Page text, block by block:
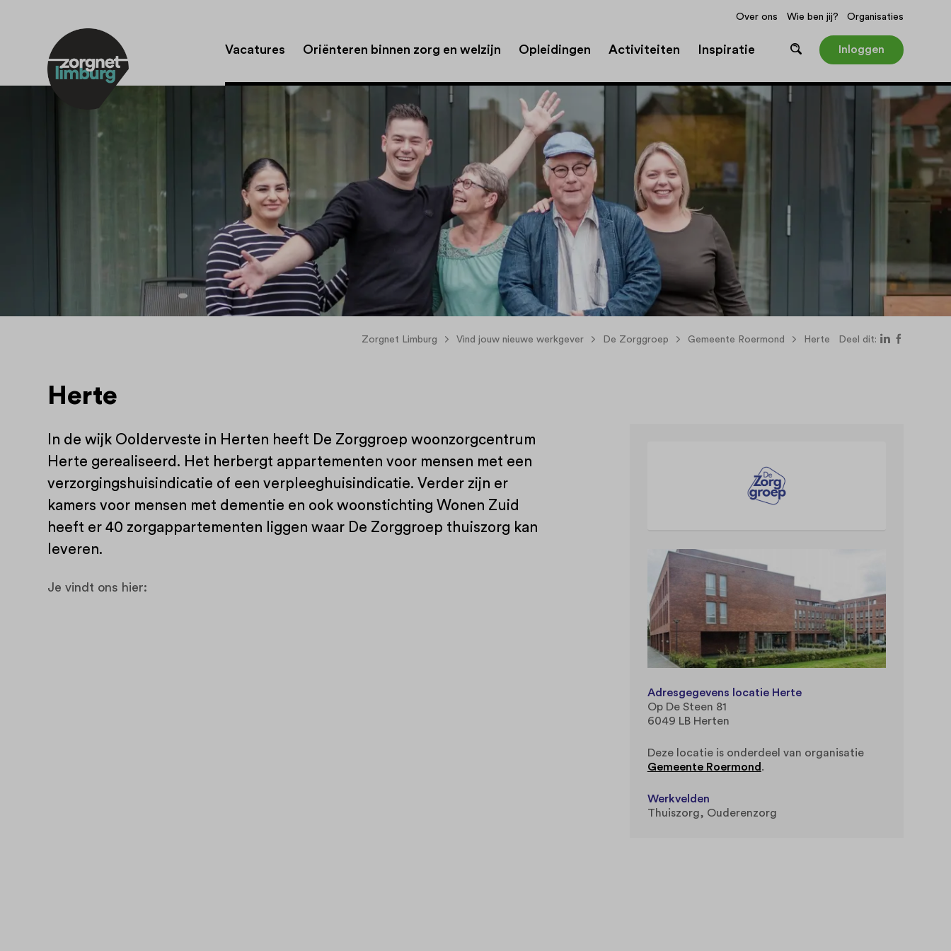
Over ons Wie ben jij? Organisaties
Vacatures Oriënteren binnen zorg en welzijn Opleidingen Activiteiten Inspiratie Inloggen
Zorgnet Limburg Vind jouw nieuwe werkgever De Zorggroep Gemeente Roermond Herte Deel dit:
Herte
In de wijk Oolderveste in Herten heeft De Zorggroep woonzorgcentrum
Herte gerealiseerd. Het herbergt appartementen voor mensen met een
verzorgingshuisindicatie of een verpleeghuisindicatie. Verder zijn er
kamers voor mensen met dementie en ook woonstichting Wonen Zuid
heeft er 40 zorgappartementen liggen waar De Zorggroep thuiszorg kan
leveren.
Je vindt ons hier:
Adresgegevens locatie Herte
Op De Steen 81
6049 LB Herten
Deze locatie is onderdeel van organisatie
Gemeente Roermond .
Werkvelden
Thuiszorg
Ouderenzorg